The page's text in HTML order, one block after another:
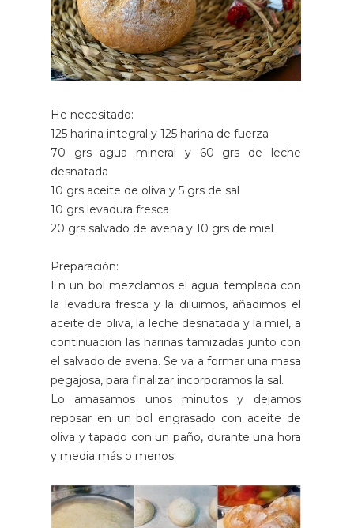
He necesitado:
125 harina integral y 125 harina de fuerza
70 grs agua mineral y 60 grs de leche
desnatada
10 grs aceite de oliva y 5 grs de sal
10 grs levadura fresca
20 grs salvado de avena y 10 grs de miel
Preparación:
En un bol mezclamos el agua templada con
la levadura fresca y la diluimos, añadimos el
aceite de oliva, la leche desnatada y la miel, a
continuación las harinas tamizadas junto con
el salvado de avena. Se va a formar una masa
pegajosa, para finalizar incorporamos la sal.
Lo amasamos unos minutos y dejamos
reposar en un bol engrasado con aceite de
oliva y tapado con un paño, durante una hora
y media más o menos.